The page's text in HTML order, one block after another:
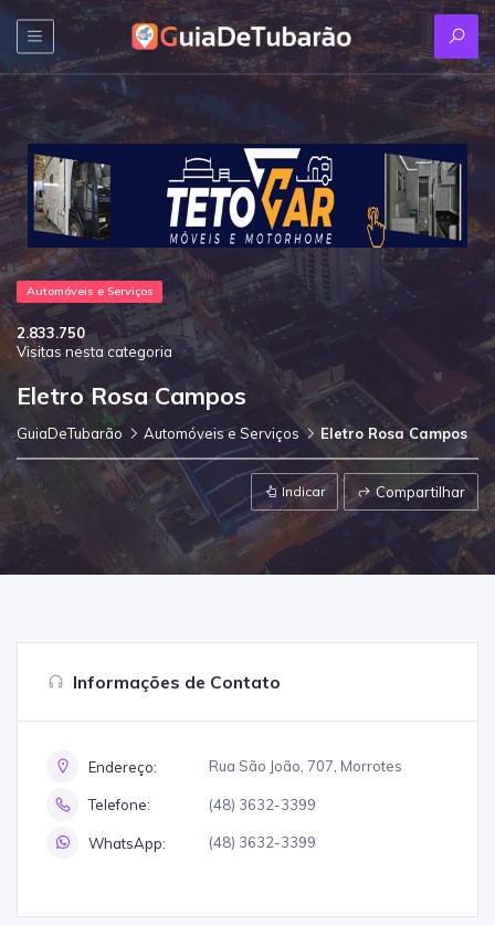
Automóveis e Serviços
2.833.750
Visitas nesta categoria
Eletro Rosa Campos
GuiaDeTubarão Automóveis e Serviços Eletro Rosa Campos
Indicar Compartilhar
Informações de Contato
Endereço: Rua São João, 707, Morrotes
Telefone: (48) 3632-3399
WhatsApp: (48) 3632-3399